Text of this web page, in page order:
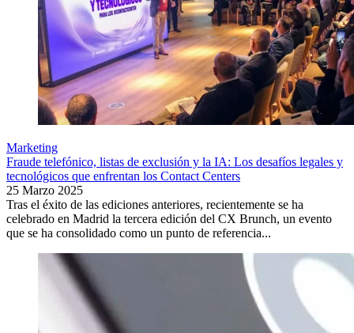
Marketing
Fraude telefónico, listas de exclusión y la IA: Los desafíos legales y
tecnológicos que enfrentan los Contact Centers
25 Marzo 2025
Tras el éxito de las ediciones anteriores, recientemente se ha
celebrado en Madrid la tercera edición del CX Brunch, un evento
que se ha consolidado como un punto de referencia...